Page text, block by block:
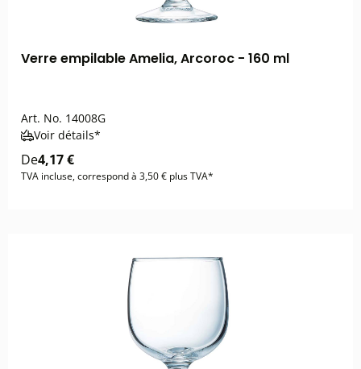
Verre empilable Amelia, Arcoroc - 160 ml
Art. No. 14008G
Voir détails*
De4,17 €
TVA incluse, correspond à 3,50 € plus TVA*